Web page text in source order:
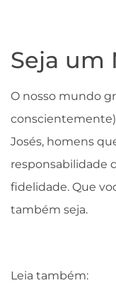
Seja um
O nosso mundo
Josés, homens
responsabilidade
fidelidade. Que
também seja.
Leia também: